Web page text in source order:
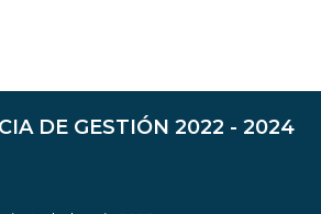
DE GESTIÓN 2022 - 2024